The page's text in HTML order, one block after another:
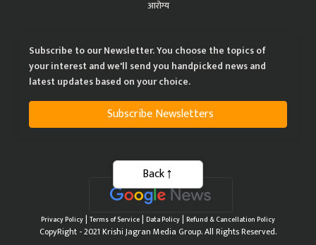
your interest and we'll send you handpicked news and
latest updates based on your choice.
Subscribe Newsletters
|Data Policy |
CopyRight - 2021 Krishi Jagran Media Group. All Rights Reserved.
Back